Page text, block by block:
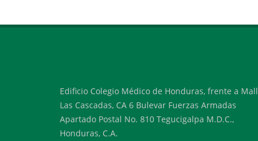
Edificio Colegio Médico de Honduras, frente a Mall
Las Cascadas, CA 6 Bulevar Fuerzas Armadas
Apartado Postal No. 810 Tegucigalpa M.D.C.,
Honduras, C.A.